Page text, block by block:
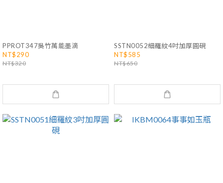
PPROT347吳竹萬能墨滴
NT$290
NT$320
SSTN0052細羅紋4吋加厚圓硯
NT$585
NT$650